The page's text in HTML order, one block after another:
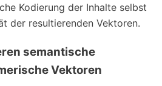
Kodierung der Inhalte selbst
der resultierenden Vektoren.
semantische
Vektoren